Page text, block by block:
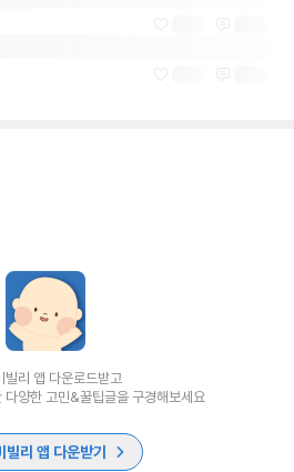
빌리 앱 다운로드받고
다양한 고민&꿀팁글을 구경해보세요
빌리 앱 다운받기